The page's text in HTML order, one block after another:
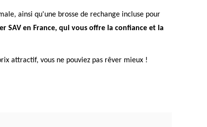
ainsi qu'une brosse de rechange incluse pour
SAV en France, qui vous offre la confiance et la
attractif, vous ne pouviez pas rêver mieux !